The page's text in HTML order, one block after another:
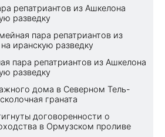
репатриантов из Ашкелона
разведку
пара репатриантов из
иранскую разведку
пара репатриантов из Ашкелона
разведку
дома в Северном Тель-
граната
договоренности о
в Ормузском проливе